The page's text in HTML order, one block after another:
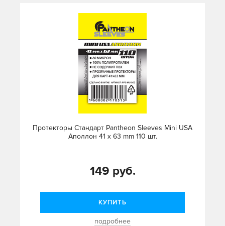
Протекторы Стандарт Pantheon Sleeves Mini USA
Аполлон 41 x 63 mm 110 шт.
149 руб.
КУПИТЬ
подробнее